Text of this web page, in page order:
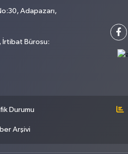
Adapazarı,
İrtibat Bürosu:
Durumu
Arşivi